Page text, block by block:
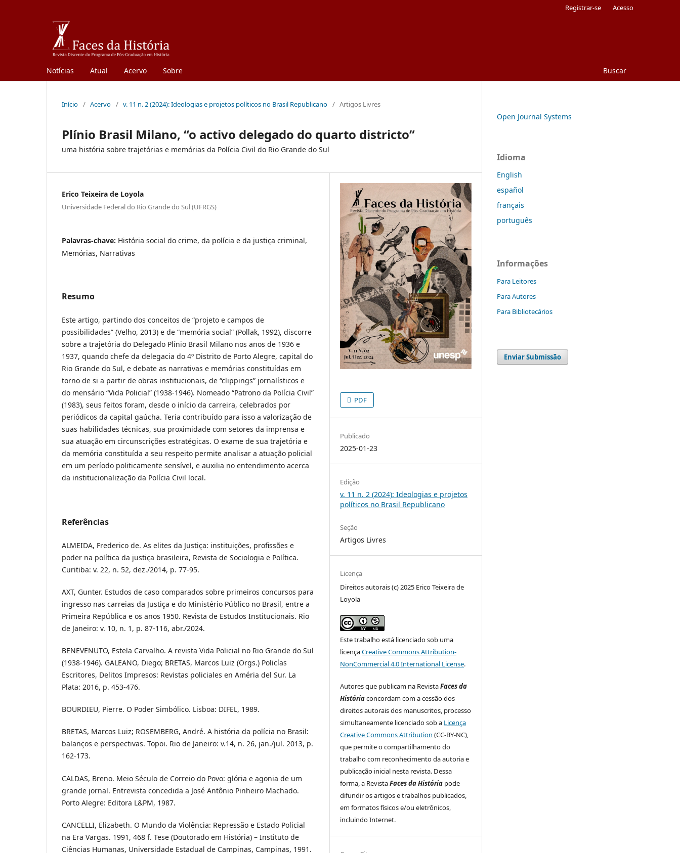
Notícias Atual Acervo Sobre Buscar
Registrar-se Acesso
Início / Acervo / v. 11 n. 2 (2024): Ideologias e projetos políticos no Brasil Republicano / Artigos Livres
Plínio Brasil Milano, “o activo delegado do quarto districto”
uma história sobre trajetórias e memórias da Polícia Civil do Rio Grande do Sul
Erico Teixeira de Loyola
Universidade Federal do Rio Grande do Sul (UFRGS)
Palavras-chave: História social do crime, da polícia e da justiça criminal,
Memórias, Narrativas
Resumo
Este artigo, partindo dos conceitos de “projeto e campos de
possibilidades” (Velho, 2013) e de “memória social” (Pollak, 1992), discorre
sobre a trajetória do Delegado Plínio Brasil Milano nos anos de 1936 e
1937, quando chefe da delegacia do 4º Distrito de Porto Alegre, capital do
Rio Grande do Sul, e debate as narrativas e memórias constituídas em
torno de si a partir de obras institucionais, de “clippings” jornalísticos e
do mensário “Vida Policial” (1938-1946). Nomeado “Patrono da Polícia Civil”
(1983), seus feitos foram, desde o início da carreira, celebrados por
periódicos da capital gaúcha. Teria contribuído para isso a valorização de
suas habilidades técnicas, sua proximidade com setores da imprensa e
sua atuação em circunscrições estratégicas. O exame de sua trajetória e
da memória constituída a seu respeito permite analisar a atuação policial
em um período politicamente sensível, e auxilia no entendimento acerca
da institucionalização da Polícia Civil local.
Referências
ALMEIDA, Frederico de. As elites da Justiça: instituições, profissões e
poder na política da justiça brasileira, Revista de Sociologia e Política.
Curitiba: v. 22, n. 52, dez./2014, p. 77-95.
AXT, Gunter. Estudos de caso comparados sobre primeiros concursos para
ingresso nas carreias da Justiça e do Ministério Público no Brasil, entre a
Primeira República e os anos 1950. Revista de Estudos Institucionais. Rio
de Janeiro: v. 10, n. 1, p. 87-116, abr./2024.
BENEVENUTO, Estela Carvalho. A revista Vida Policial no Rio Grande do Sul
(1938-1946). GALEANO, Diego; BRETAS, Marcos Luiz (Orgs.) Policías
Escritores, Delitos Impresos: Revistas policiales en Améria del Sur. La
Plata: 2016, p. 453-476.
BOURDIEU, Pierre. O Poder Simbólico. Lisboa: DIFEL, 1989.
BRETAS, Marcos Luiz; ROSEMBERG, André. A história da polícia no Brasil:
balanços e perspectivas. Topoi. Rio de Janeiro: v.14, n. 26, jan./jul. 2013, p.
162-173.
CALDAS, Breno. Meio Século de Correio do Povo: glória e agonia de um
grande jornal. Entrevista concedida a José Antônio Pinheiro Machado.
Porto Alegre: Editora L&PM, 1987.
CANCELLI, Elizabeth. O Mundo da Violência: Repressão e Estado Policial
na Era Vargas. 1991, 468 f. Tese (Doutorado em História) – Instituto de
Ciências Humanas, Universidade Estadual de Campinas, Campinas, 1991.
PDF
Publicado
2025-01-23
Edição
v. 11 n. 2 (2024): Ideologias e projetos
políticos no Brasil Republicano
Seção
Artigos Livres
Licença
Direitos autorais (c) 2025 Erico Teixeira de
Loyola
Este trabalho está licenciado sob uma
licençaCreative Commons Attribution-
NonCommercial 4.0 International License.
Autores que publicam na RevistaFaces da
Históriaconcordam com a cessão dos
direitos autorais dos manuscritos, processo
simultaneamente licenciado sob a Licença
Creative Commons Attribution (CC-BY-NC),
que permite o compartilhamento do
trabalho com reconhecimento da autoria e
publicação inicial nesta revista. Dessa
forma, a RevistaFaces da História pode
difundir os artigos e trabalhos publicados,
em formatos físicos e/ou eletrônicos,
incluindo Internet.
Open Journal Systems
Idioma
English
español
français
português
Informações
Para Leitores
Para Autores
Para Bibliotecários
Enviar Submissão